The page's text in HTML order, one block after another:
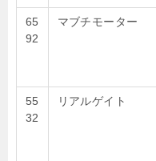
65
92
マブチモーター
55
32
リアルゲイト